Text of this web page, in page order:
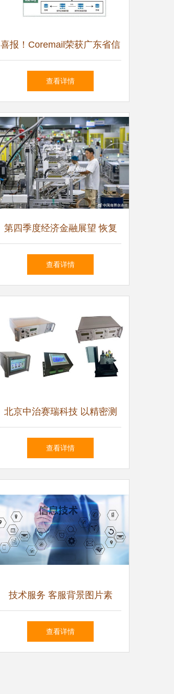
喜报！Coremail荣获广东省信
息技术应用创新优秀产品和解
查看详情
第四季度经济金融展望 恢复
向好趋势不变，技术服务成关
查看详情
北京中治赛瑞科技 以精密测
控与专业服务，赋能工业自动
查看详情
技术服务 客服背景图片素
材，专业视觉助力客户体验升
查看详情